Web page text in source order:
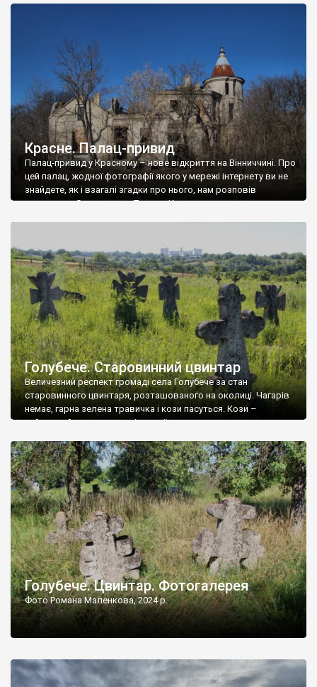
Красне. Палац-привид
Палац-привид у Красному – нове відкриття на Вінниччині. Про
цей палац, жодної фотографії якого у мережі інтернету ви не
знайдете, як і взагалі згадки про нього, нам розповів
мешканець Самгородка. Палац у Красному вразив не лише
Голубече. Старовинний цвинтар
Величезний респект громаді села Голубече за стан
старовинного цвинтаря, розташованого на околиці. Чагарів
немає, гарна зелена травичка і кози пасуться. Кози –
найкращий регулятор шкідливої, для старих кладовищ,
бруньками, кози ті бруньки обгризають, бо то улюблений
делікатес. На цвинтарі у Голубечому ціла колекція
різноманітних форм хрестів. Село відносно невелике, […]
Голубече. Цвинтар. Фотогалерея
Фото Романа Маленкова, 2024 р.